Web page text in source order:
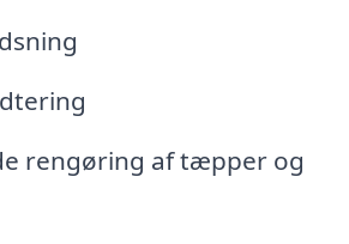
rengøring af tæpper og